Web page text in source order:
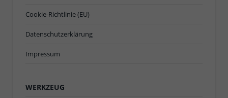
Cookie-Richtlinie (EU)
Datenschutzerklärung
Impressum
WERKZEUG